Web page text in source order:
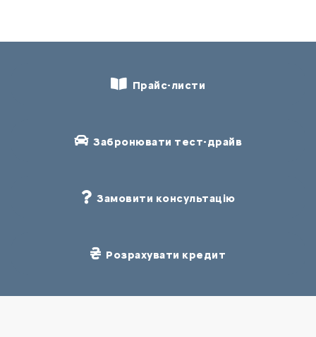
Прайс-листи
Забронювати тест-драйв
Замовити консультацію
Розрахувати кредит